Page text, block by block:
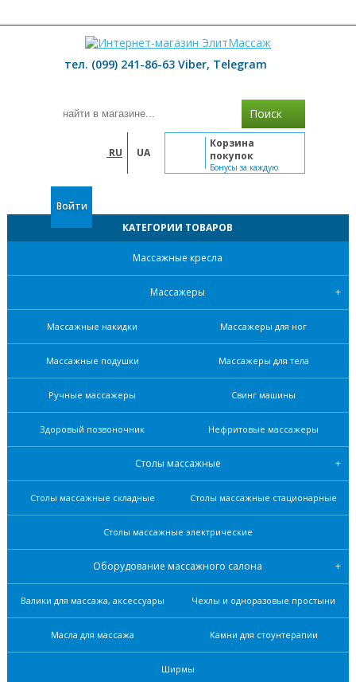
тел. (099) 241-86-63 Viber, Telegram
Поиск
RU UA
Корзина
покупок
Бонусы за каждую
покупку
Войти
КАТЕГОРИИ ТОВАРОВ
Массажные кресла
Массажеры
Массажные накидки Массажеры для ног
Массажные подушки Массажеры для тела
Ручные массажеры Свинг машины
Здоровый позвоночник Нефритовые масcажеры
Столы массажные
Столы массажные складные Столы массажные стационарные
Столы массажные электрические
Оборудование массажного салона
Валики для массажа, аксессуары Чехлы и одноразовые простыни
Масла для массажа Камни для стоунтерапии
Ширмы